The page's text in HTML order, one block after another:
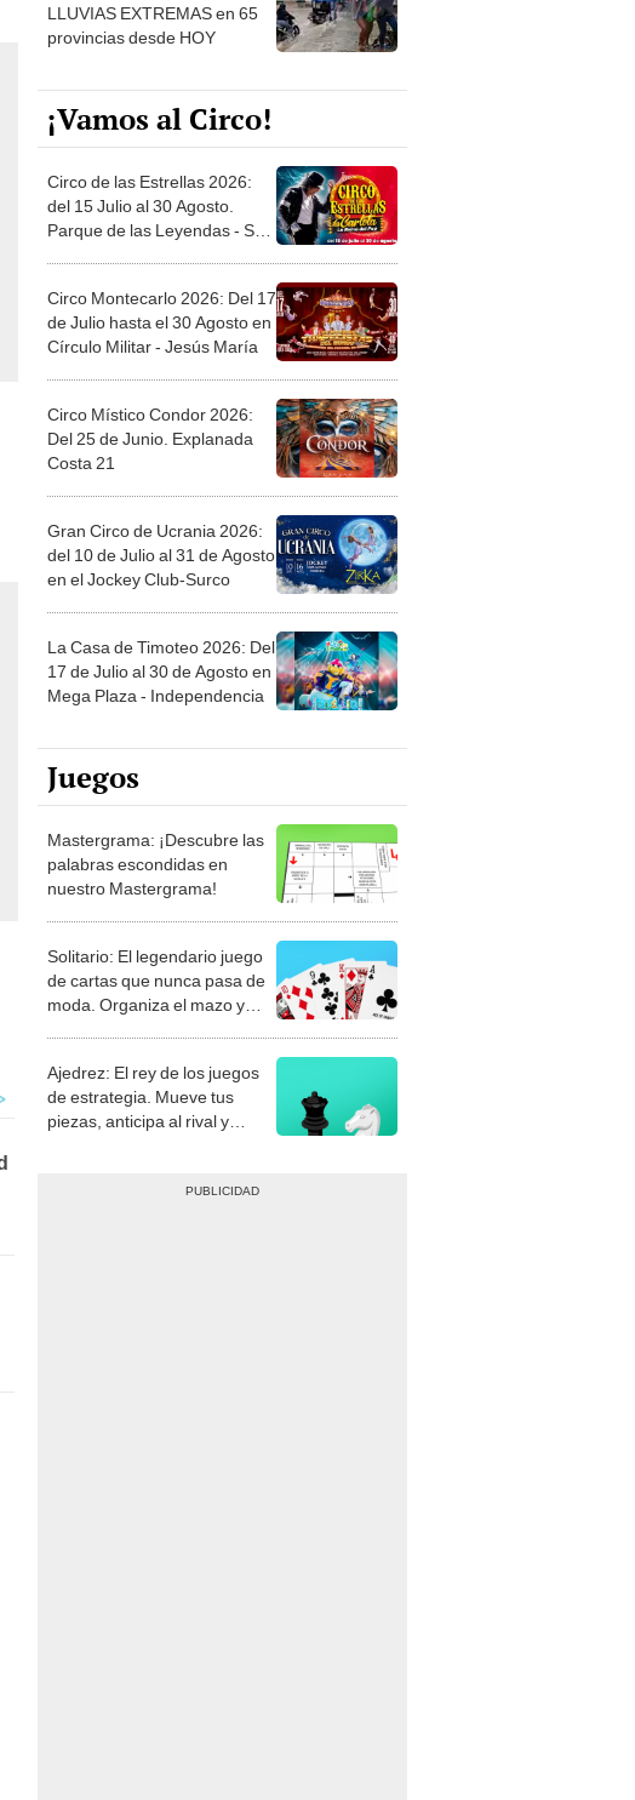
LLUVIAS EXTREMAS en 65
provincias desde HOY
¡Vamos al Circo!
Circo de las Estrellas 2026:
del 15 Julio al 30 Agosto.
Parque de las Leyendas - San
Circo Montecarlo 2026: Del 17
de Julio hasta el 30 Agosto en
Círculo Militar - Jesús María
Circo Místico Condor 2026:
Del 25 de Junio. Explanada
Costa 21
Gran Circo de Ucrania 2026:
del 10 de Julio al 31 de Agosto
en el Jockey Club-Surco
La Casa de Timoteo 2026: Del
17 de Julio al 30 de Agosto en
Mega Plaza - Independencia
Juegos
Mastergrama: ¡Descubre las
palabras escondidas en
nuestro Mastergrama!
Solitario: El legendario juego
de cartas que nunca pasa de
moda. Organiza el mazo y
Ajedrez: El rey de los juegos
de estrategia. Mueve tus
piezas, anticipa al rival y